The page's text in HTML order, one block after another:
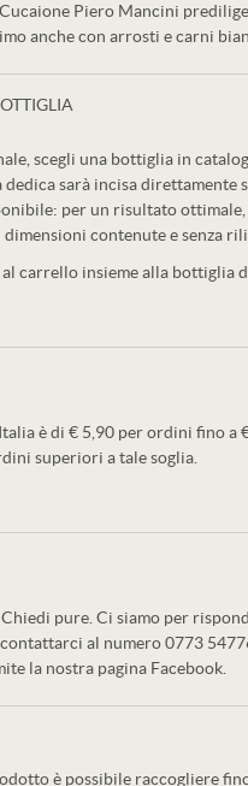
Piero Mancini
anche con arrosti e carni
scegli una bottiglia in
sarà incisa direttamente
per un risultato
contenute e senza
carrello insieme alla bottiglia
è di € 5,90 per ordini fino a
superiori a tale soglia.
pure. Ci siamo per
al numero 0773
la nostra pagina Facebook.
è possibile raccogliere